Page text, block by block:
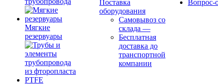
Мягкие
резервуары
Поставка
оборудования
Самовывоз со
склада —
Бесплатная
доставка до
транспортной
компании
Вопрос-